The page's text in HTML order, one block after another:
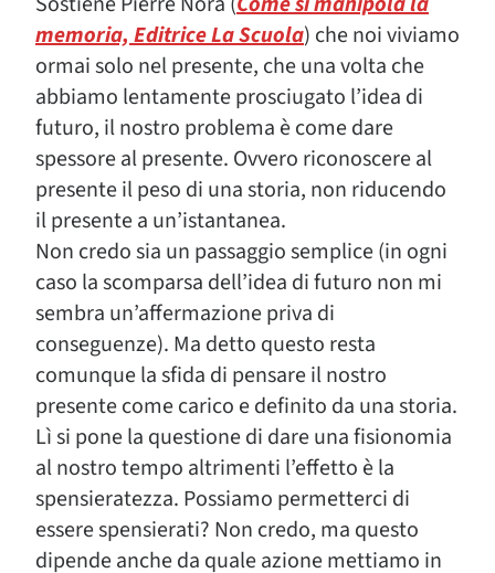
memoria, Editrice La Scuola) che noi viviamo
ormai solo nel presente, che una volta che
abbiamo lentamente prosciugato l’idea di
futuro, il nostro problema è come dare
spessore al presente. Ovvero riconoscere al
presente il peso di una storia, non riducendo
il presente a un’istantanea.
Non credo sia un passaggio semplice (in ogni
caso la scomparsa dell’idea di futuro non mi
sembra un’affermazione priva di
conseguenze). Ma detto questo resta
comunque la sfida di pensare il nostro
presente come carico e definito da una storia.
Lì si pone la questione di dare una fisionomia
al nostro tempo altrimenti l’effetto è la
spensieratezza. Possiamo permetterci di
essere spensierati? Non credo, ma questo
dipende anche da quale azione mettiamo in